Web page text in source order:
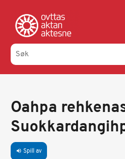
hovedinnhold
Oahpa
volume_up Spill av